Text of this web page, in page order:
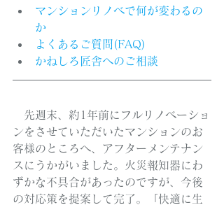
マンションリノベで何が変わるの
か
よくあるご質問(FAQ)
かねしろ匠舎へのご相談
先週末、約1年前にフルリノベーショ
ンをさせていただいたマンションのお
客様のところへ、アフターメンテナン
スにうかがいました。火災報知器にわ
ずかな不具合があったのですが、今後
の対応策を提案して完了。「快適に生